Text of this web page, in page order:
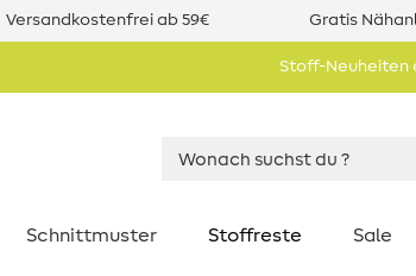
Versandkostenfrei ab 59€ Gratis
Stoff-Neuheiten
Schnittmuster Stoffreste Sale